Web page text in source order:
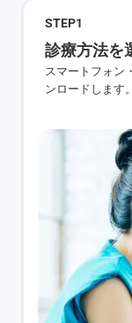
STEP1
診療方法を
スマートフォン
ンロードします。